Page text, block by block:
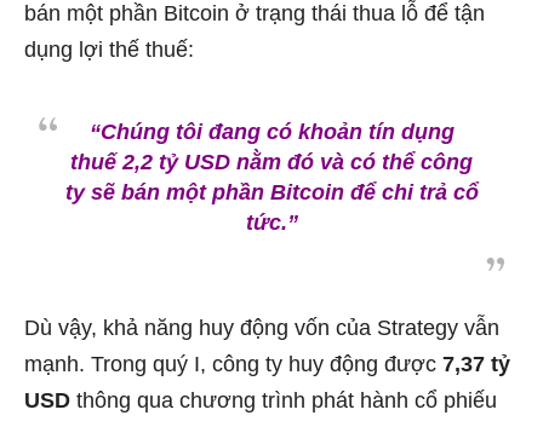
bán một phần Bitcoin ở trạng thái thua lỗ để tận
dụng lợi thế thuế:
“Chúng tôi đang có khoản tín dụng
thuế 2,2 tỷ USD nằm đó và có thể công
ty sẽ bán một phần Bitcoin để chi trả cổ
tức.”
Dù vậy, khả năng huy động vốn của Strategy vẫn
mạnh. Trong quý I, công ty huy động được 7,37 tỷ
USD thông qua chương trình phát hành cổ phiếu